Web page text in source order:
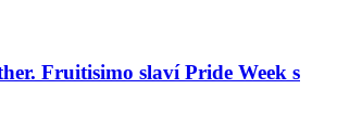
Fruitisimo slaví Pride Week s